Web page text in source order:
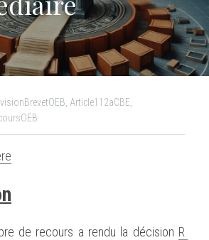
Article112aCBE,
de recours a rendu la décision R